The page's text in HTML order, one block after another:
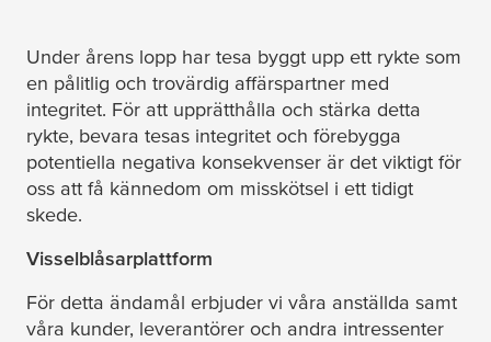
Under årens lopp har tesa byggt upp ett rykte som
en pålitlig och trovärdig affärspartner med
integritet. För att upprätthålla och stärka detta
rykte, bevara tesas integritet och förebygga
potentiella negativa konsekvenser är det viktigt för
oss att få kännedom om misskötsel i ett tidigt
skede.
Visselblåsarplattform
För detta ändamål erbjuder vi våra anställda samt
våra kunder, leverantörer och andra intressenter